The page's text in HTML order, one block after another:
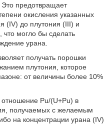
предотвращает
окисления указанных
(IV) до плутония (III) и
что могло бы сделать
урана.
получать порошки
плутония, которое
от величины более 10%
отношение Pu/(U+Pu) в
получаемых с желаемым
на концентрации урана (IV)